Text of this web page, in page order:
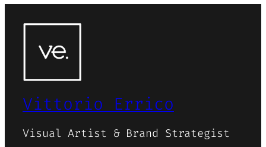
Vittorio Errico
Visual Artist & Brand Strategist